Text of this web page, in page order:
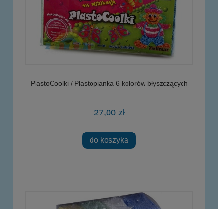
PlastoCoolki / Plastopianka 6 kolorów błyszczących
27,00 zł
do koszyka